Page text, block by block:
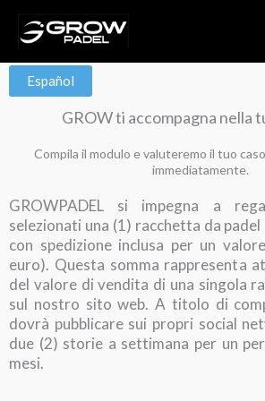
Español
GROW ti accompagna nella
Compila il modulo e valuteremo il tuo
immediatamente.
GROWPADEL si impegna a
selezionati una (1) racchetta da
con spedizione inclusa per un
euro). Questa somma rappresenta
del valore di vendita di una singola
sul nostro sito web. A titolo di
dovrà pubblicare sui propri social
due (2) storie a settimana per un
mesi.